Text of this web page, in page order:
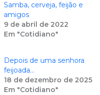
Samba, cerveja, feijão e
amigos
9 de abril de 2022
Em "Cotidiano"
Depois de uma senhora
feijoada…
18 de dezembro de 2025
Em "Cotidiano"